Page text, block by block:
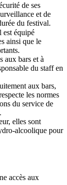
de ses
et de
du festival.
est équipé
ainsi que le
aux bars et à
du staff en
aux bars,
les normes
du service de
elles sont
alcoolique pour
accès aux